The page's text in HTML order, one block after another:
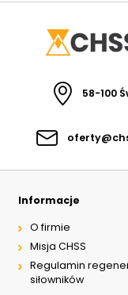
58-100
Informacje
O firmie
Misja CHSS
Regulamin
siłowników